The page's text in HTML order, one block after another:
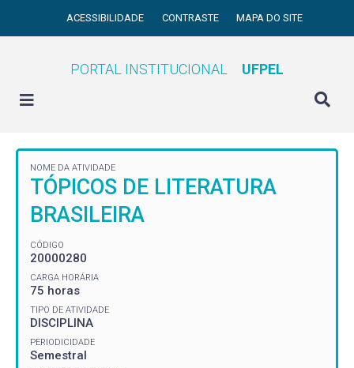
ACESSIBILIDADE CONTRASTE MAPA DO SITE
PORTAL INSTITUCIONAL UFPEL
NOME DA ATIVIDADE
TÓPICOS DE LITERATURA
BRASILEIRA
CÓDIGO
20000280
CARGA HORÁRIA
75 horas
TIPO DE ATIVIDADE
DISCIPLINA
PERIODICIDADE
Semestral